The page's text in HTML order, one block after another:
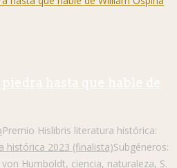
hasta que hable de
Premio Hislibris literatura histórica:
histórica 2023 (finalista)Subgéneros:
Humboldt, ciencia, naturaleza, S.